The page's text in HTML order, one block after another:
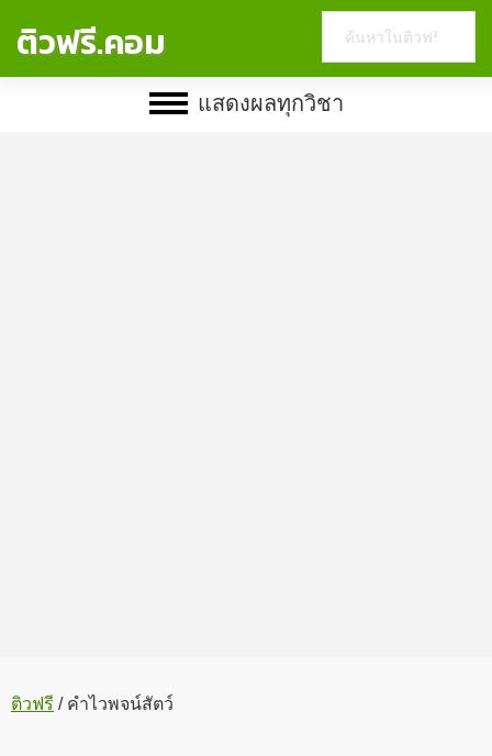
ติวฟรี.คอม
website
แสดงผลทุกวิชา
ติวฟรี /คำไวพจน์สัตว์